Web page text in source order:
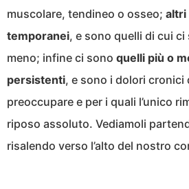
muscolare, tendineo o osseo; altri
temporanei, e sono quelli di cui
meno; infine ci sono quelli più o
persistenti, e sono i dolori cronici
preoccupare e per i quali l’unico
riposo assoluto. Vediamoli
risalendo verso l’alto del nostro